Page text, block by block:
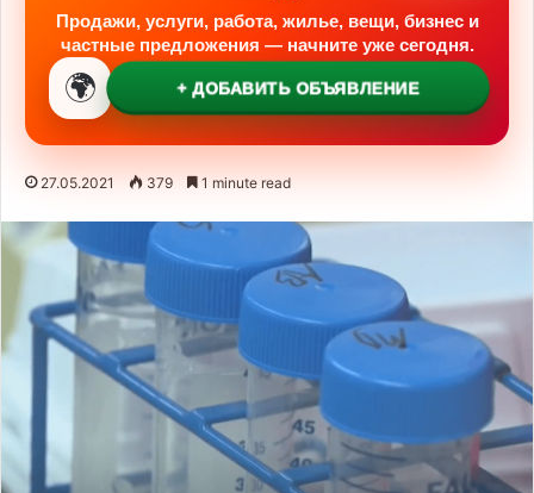
Продажи, услуги, работа, жилье, вещи, бизнес и
частные предложения — начните уже сегодня.
🌍 + ДОБАВИТЬ ОБЪЯВЛЕНИЕ
27.05.2021 379 1 minute read